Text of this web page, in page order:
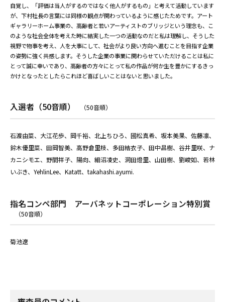
2023年 「parousia」（EUKARYOTE、東京）
2022年 「2022年度 東京造形大学 博士審査展」（東京造形大学附属美術館、東
京）
2019年 「OUTLINES」（EUKARYOTE、東京）
2017年 「無／（分節）」（Frantic Gallery、東京）
その他、展覧会多数。
COMMENT
下村社長がインタビューで仰っていた「当たり前の徹底」と「事業は信用が根幹」
自覚し、「評価は当人がするのではなく他人がするもの」と考えて活動しています
が、下村社長の言葉には同様の観点が関わっているように感じたためです。アート
ギャラリーホーム事業の、高齢者と若いアーティストのブリッジという理念も、こ
のような社会全体を考えた時に結実した一つの活動なのだと私は理解し、そうした
視野で物事を考え、人を大事にして、社会がより良い方向へ進むことを目指す企業
の姿勢に強く共感します。そうした企業の事業に関わらせていただけることは私に
とって誠に幸いであり、高齢者の方々にとって私の作品が何か生を豊かにするきっ
かけとなったとしたらこれほど喜ばしいことはないと思いました。
入選者（50音順） （50音順）
鈴木優里菜、田岡智美、高野倉里枝、多田結衣子、田中昌樹、谷井里咲、ナ
指名コンペ部門 アーバネットコーポレーション特別賞